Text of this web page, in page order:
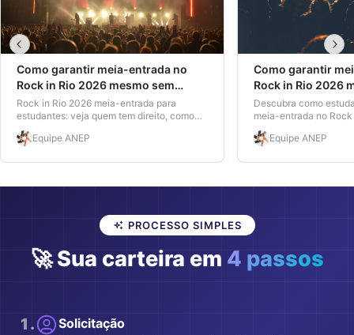
Como garantir meia-entrada no
Rock in Rio 2026 mesmo sem
matrícula ativa
Rock in Rio 2026 meia-entrada para
estudantes: veja quem tem direito, como
comprovar, preços, dicas e por que a
carteira ANEP aprovada no mesmo dia é o
Equipe ANEP
Como garantir
Rock in Rio 2026
matrícula ativa
Descubra como
meia-entrada no
sem matrícula ativa,
Nacional de
Equipe ANEP
PROCESSO SIMPLES
🚀 Sua carteira em 4 passos
1 . Solicitação